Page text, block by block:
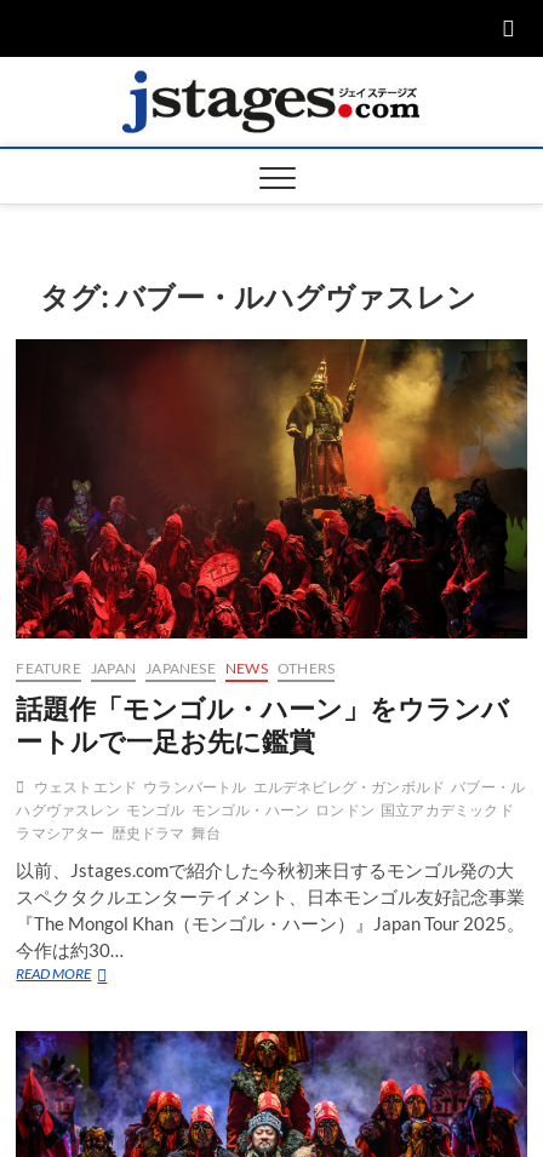
ージ
タグ:バブー・ルハグヴァスレン
FEATURE JAPAN JAPANESE NEWS OTHERS
話題作「モンゴル・ハーン」をウランバ
ートルで一足お先に鑑賞
ウェストエンド ウランバートル エルデネビレグ・ガンボルド バブー・ル
ハグヴァスレン モンゴル モンゴル・ハーン ロンドン 国立アカデミックド
ラマシアター 歴史ドラマ 舞台
以前、Jstages.comで紹介した今秋初来日するモンゴル発の大
スペクタクルエンターテイメント、日本モンゴル友好記念事業
『The Mongol Khan（モンゴル・ハーン）』Japan Tour 2025。
今作は約30…
READ MORE話
「モ
ン
ゴ
ル・
ハ
ー